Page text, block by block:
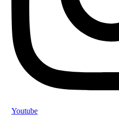
Youtube